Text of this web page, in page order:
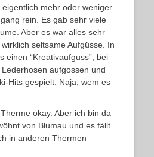
mehr oder weniger
rein. Es gab sehr viele
Aber es war alles sehr
seltsame Aufgüsse. In
einen “Kreativaufguss”, bei
aufgossen und
Hits gespielt. Naja, wem es
okay. Aber ich bin da
von Blumau und es fällt
in anderen Thermen